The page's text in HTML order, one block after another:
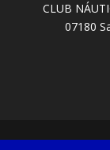
CLUB
07180